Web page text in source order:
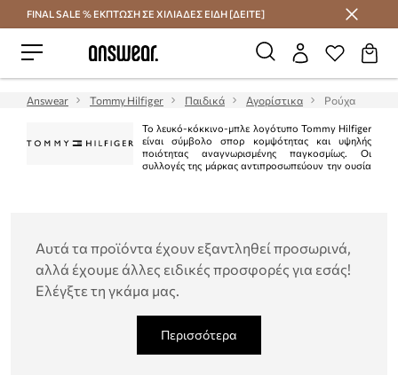
Εξοικονομήστε με το Answear Club
FINAL SALE % ΕΚΠΤΩΣΗ ΣΕ ΧΙΛΙΑΔΕΣ ΕΙΔΗ [ΔΕΙΤΕ]
Answear Tommy Hilfiger Παιδικά Αγορίστικα Ρούχα
Το λευκό-κόκκινο-μπλε λογότυπο Tommy Hilfiger
είναι σύμβολο σπορ κομψότητας και υψηλής
ποιότητας αναγνωρισμένης παγκοσμίως. Οι
συλλογές της μάρκας αντιπροσωπεύουν την ουσία
Αυτά τα προϊόντα έχουν εξαντληθεί προσωρινά,
αλλά έχουμε άλλες ειδικές προσφορές για εσάς!
Ελέγξτε τη γκάμα μας.
Περισσότερα